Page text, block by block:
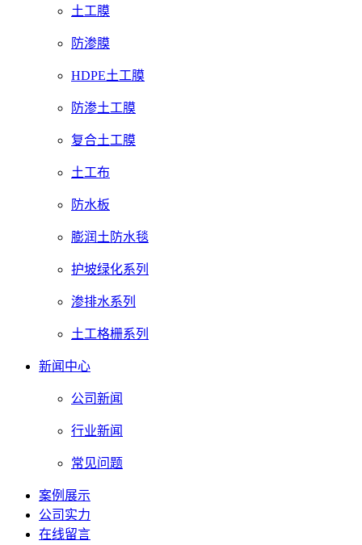
土工膜
防渗膜
HDPE土工膜
防渗土工膜
复合土工膜
土工布
防水板
膨润土防水毯
护坡绿化系列
渗排水系列
土工格栅系列
新闻中心
公司新闻
行业新闻
常见问题
案例展示
公司实力
在线留言